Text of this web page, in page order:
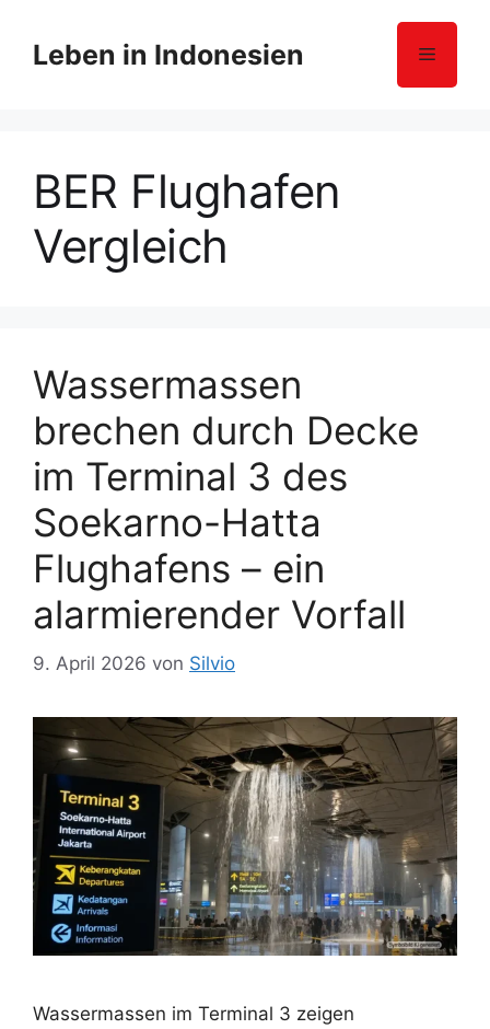
Leben in Indonesien Menü
BER Flughafen
Vergleich
Wassermassen
brechen durch Decke
im Terminal 3 des
Soekarno-Hatta
Flughafens – ein
alarmierender Vorfall
9. April 2026 von Silvio
Wassermassen im Terminal 3 zeigen